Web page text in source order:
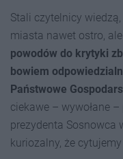
Stali czytelnicy
miasta nawet ostro,
powodów do krytyki
bowiem
Państwowe
ciekawe – wywołane
prezydenta Sosnowca
kuriozalny, że